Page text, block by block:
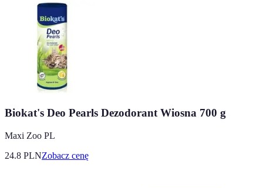
Biokat's Deo Pearls Dezodorant Wiosna 700 g
Maxi Zoo PL
24.8 PLNZobacz cenę